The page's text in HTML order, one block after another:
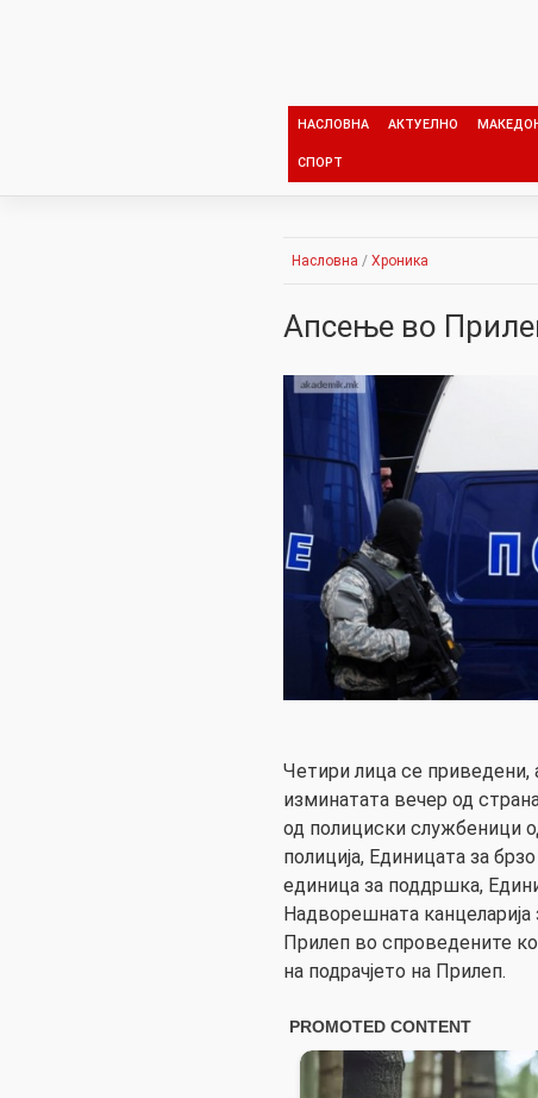
НАСЛОВНА АКТУЕЛНО
СПОРТ
Насловна / Хроника
Апсење во
Четири лица се приведени,
изминатата вечер од
од полициски службеници
полиција, Единицата за
единица за поддршка,
Надворешната
Прилеп во спроведените
на подрачјето на Прилеп.